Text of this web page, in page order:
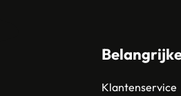
Klantenservice